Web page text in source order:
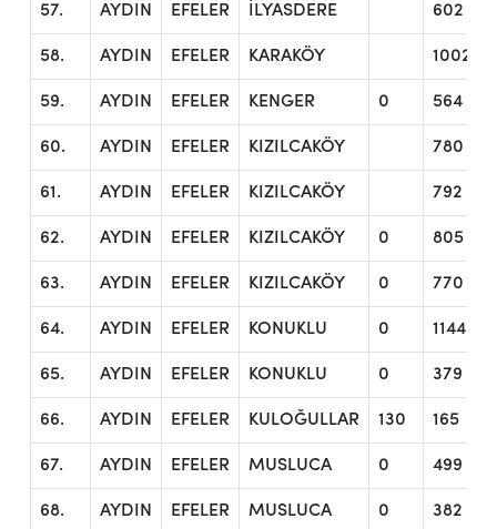
57. AYDIN EFELER İLYASDERE 602
58. AYDIN EFELER KARAKÖY 1002
59. AYDIN EFELER KENGER 0 564
60. AYDIN EFELER KIZILCAKÖY 780
61. AYDIN EFELER KIZILCAKÖY 792
62. AYDIN EFELER KIZILCAKÖY 0 805
63. AYDIN EFELER KIZILCAKÖY 0 770
64. AYDIN EFELER KONUKLU 0 1144
65. AYDIN EFELER KONUKLU 0 379
66. AYDIN EFELER KULOĞULLAR 130 165
67. AYDIN EFELER MUSLUCA 0 499
68. AYDIN EFELER MUSLUCA 0 382